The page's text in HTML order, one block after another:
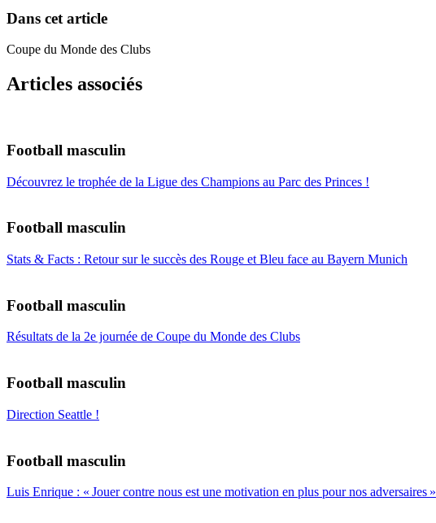
Dans cet article
Coupe du Monde des Clubs
Articles associés
Football masculin
Découvrez le trophée de la Ligue des Champions au Parc des Princes !
Football masculin
Stats & Facts : Retour sur le succès des Rouge et Bleu face au Bayern Munich
Football masculin
Résultats de la 2e journée de Coupe du Monde des Clubs
Football masculin
Direction Seattle !
Football masculin
Luis Enrique : « Jouer contre nous est une motivation en plus pour nos adversaires »